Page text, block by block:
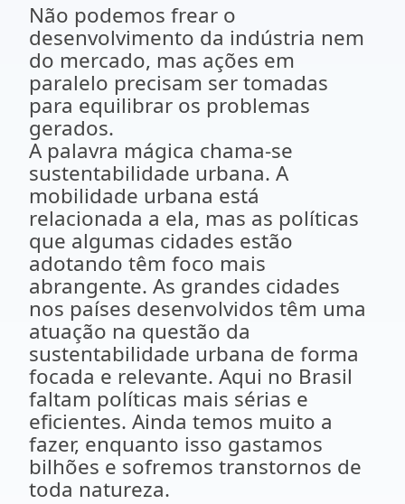
Não podemos frear o
desenvolvimento da indústria nem
do mercado, mas ações em
paralelo precisam ser tomadas
para equilibrar os problemas
gerados.
A palavra mágica chama-se
sustentabilidade urbana. A
mobilidade urbana está
relacionada a ela, mas as políticas
que algumas cidades estão
adotando têm foco mais
abrangente. As grandes cidades
nos países desenvolvidos têm uma
atuação na questão da
sustentabilidade urbana de forma
focada e relevante. Aqui no Brasil
faltam políticas mais sérias e
eficientes. Ainda temos muito a
fazer, enquanto isso gastamos
bilhões e sofremos transtornos de
toda natureza.